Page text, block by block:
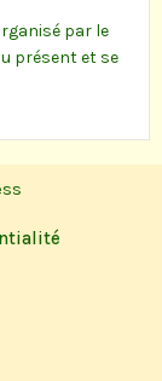
par le
présent et se